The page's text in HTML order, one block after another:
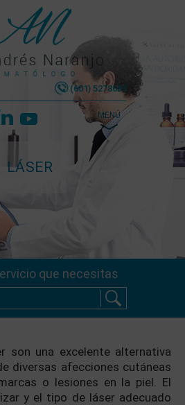
(601) 5278681
MENÚ
LÁSER
que necesitas
son una excelente alternativa
diversas afecciones cutáneas
o lesiones en la piel. El
y el tipo de láser adecuado